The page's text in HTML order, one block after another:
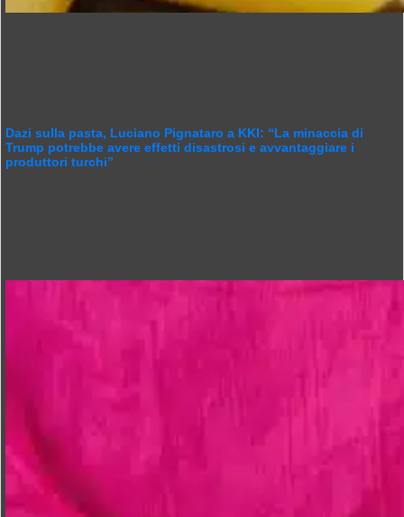
Dazi sulla pasta, Luciano Pignataro a KKI: “La minaccia di
Trump potrebbe avere effetti disastrosi e avvantaggiare i
produttori turchi”